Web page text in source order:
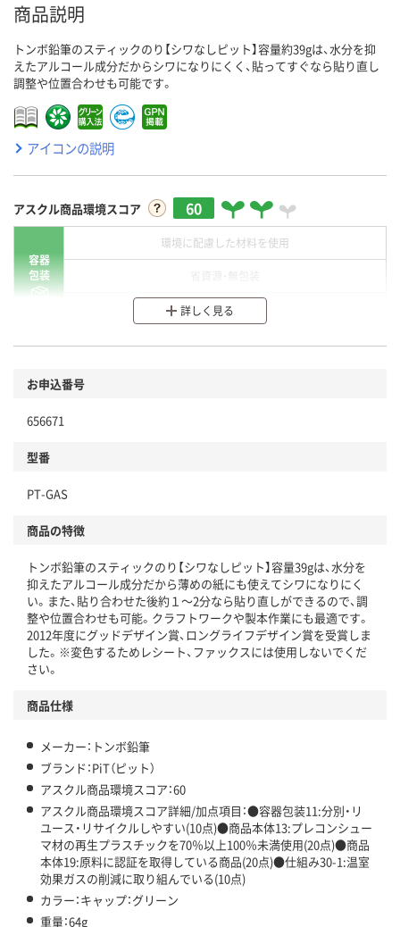
商品説明
トンボ鉛筆のスティックのり【シワなしピット】容量約39gは、水分を抑
えたアルコール成分だからシワになりにくく、貼ってすぐなら貼り直し
調整や位置合わせも可能です。
アイコンの説明
アスクル商品環境スコア 60
容器
包装
環境に配慮した材料を使用
分別・リサイクルしやすい設計
本体
仕組
この商品の環境配慮ポイントです。下記商品詳細「
アスクル商品環境スコア詳細／加点項目
」で確認できます。
詳しく見る
お申込番号
656671
型番
PT-GAS
商品の特徴
トンボ鉛筆のスティックのり【シワなしピット】容量39gは、水分を
抑えたアルコール成分だから薄めの紙にも使えてシワになりにく
い。また、貼り合わせた後約１～2分なら貼り直しができるので、調
整や位置合わせも可能。クラフトワークや製本作業にも最適です。
2012年度にグッドデザイン賞、ロングライフデザイン賞を受賞しま
した。※変色するためレシート、ファックスには使用しないでくだ
さい。
商品仕様
メーカー：トンボ鉛筆
ブランド：PiT（ピット）
アスクル商品環境スコア：60
アスクル商品環境スコア詳細/加点項目：●容器包装11:分別・リ
ユース・リサイクルしやすい(10点)●商品本体13:プレコンシュー
マ材の再生プラスチックを70％以上100％未満使用(20点)●商品
本体19:原料に認証を取得している商品(20点)●仕組み30-1:温室
効果ガスの削減に取り組んでいる(10点)
カラー：キャップ：グリーン
重量：64g